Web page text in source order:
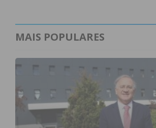
MAIS POPULARES